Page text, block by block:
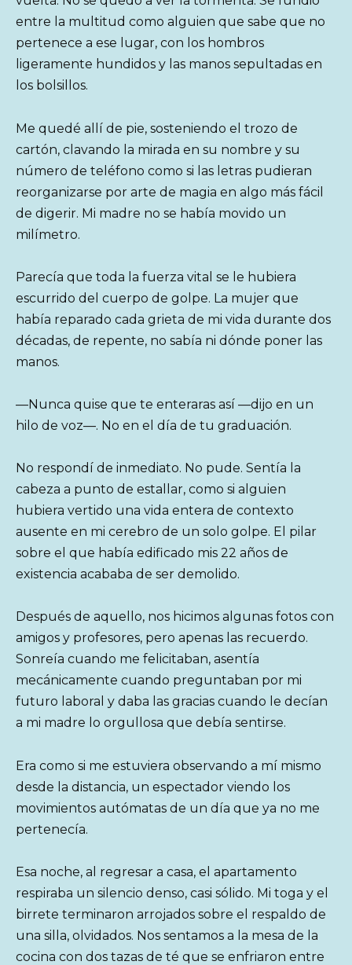
entre la multitud como alguien que sabe que no
pertenece a ese lugar, con los hombros
ligeramente hundidos y las manos sepultadas en
los bolsillos.
Me quedé allí de pie, sosteniendo el trozo de
cartón, clavando la mirada en su nombre y su
número de teléfono como si las letras pudieran
reorganizarse por arte de magia en algo más fácil
de digerir. Mi madre no se había movido un
milímetro.
Parecía que toda la fuerza vital se le hubiera
escurrido del cuerpo de golpe. La mujer que
había reparado cada grieta de mi vida durante dos
décadas, de repente, no sabía ni dónde poner las
manos.
—Nunca quise que te enteraras así —dijo en un
hilo de voz—. No en el día de tu graduación.
No respondí de inmediato. No pude. Sentía la
cabeza a punto de estallar, como si alguien
hubiera vertido una vida entera de contexto
ausente en mi cerebro de un solo golpe. El pilar
sobre el que había edificado mis 22 años de
existencia acababa de ser demolido.
Después de aquello, nos hicimos algunas fotos con
amigos y profesores, pero apenas las recuerdo.
Sonreía cuando me felicitaban, asentía
mecánicamente cuando preguntaban por mi
futuro laboral y daba las gracias cuando le decían
a mi madre lo orgullosa que debía sentirse.
Era como si me estuviera observando a mí mismo
desde la distancia, un espectador viendo los
movimientos autómatas de un día que ya no me
pertenecía.
Esa noche, al regresar a casa, el apartamento
respiraba un silencio denso, casi sólido. Mi toga y el
birrete terminaron arrojados sobre el respaldo de
una silla, olvidados. Nos sentamos a la mesa de la
cocina con dos tazas de té que se enfriaron entre